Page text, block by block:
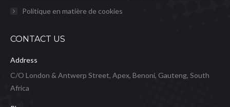
Politique en matière de cookies
CONTACT US
Address
C/O London & Antwerp Street, Apex, Benoni, Gauteng, South
Africa